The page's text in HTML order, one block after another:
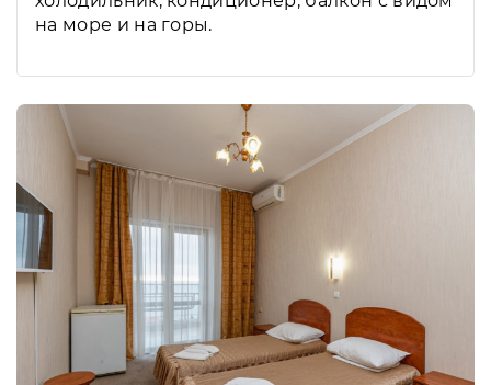
на море и на горы.